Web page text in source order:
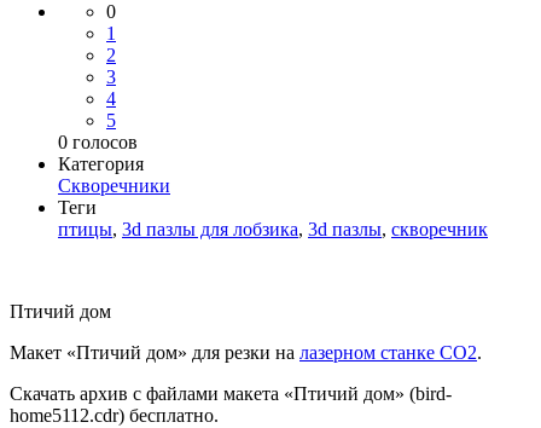
0
1
2
3
4
5
0 голосов
Категория
Скворечники
Теги
птицы, 3d пазлы для лобзика, 3d пазлы, скворечник
Птичий дом
Макет «Птичий дом» для резки на лазерном станке СО2.
Скачать архив с файлами макета «Птичий дом» (bird-
home5112.cdr) бесплатно.